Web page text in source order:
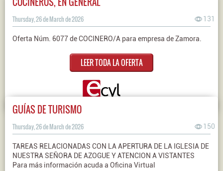
Thursday, 26 de March de 2026 131
Oferta Núm. 6077 de COCINERO/A para empresa de Zamora.
LEER TODA LA OFERTA
GUÍAS DE TURISMO
Thursday, 26 de March de 2026 150
TAREAS RELACIONADAS CON LA APERTURA DE LA IGLESIA DE
NUESTRA SEÑORA DE AZOGUE Y ATENCION A VISTANTES
Para más información acuda a Oficina Virtual